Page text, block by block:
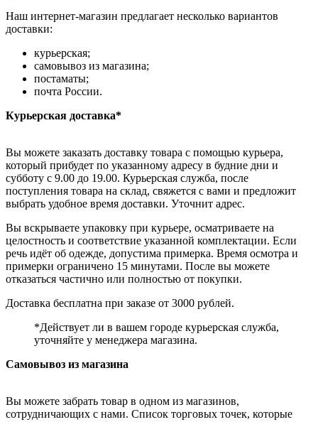
Наш интернет-магазин предлагает несколько вариантов
доставки:
курьерская;
самовывоз из магазина;
постаматы;
почта России.
Курьерская доставка*
Вы можете заказать доставку товара с помощью курьера,
который прибудет по указанному адресу в будние дни и
субботу с 9.00 до 19.00. Курьерская служба, после
поступления товара на склад, свяжется с вами и предложит
выбрать удобное время доставки. Уточнит адрес.
Вы вскрываете упаковку при курьере, осматриваете на
целостность и соответствие указанной комплектации. Если
речь идёт об одежде, допустима примерка. Время осмотра и
примерки ограничено 15 минутами. После вы можете
отказаться частично или полностью от покупки.
Доставка бесплатна при заказе от 3000 рублей.
*Действует ли в вашем городе курьерская служба,
уточняйте у менеджера магазина.
Самовывоз из магазина
Вы можете забрать товар в одном из магазинов,
сотрудничающих с нами. Список торговых точек, которые